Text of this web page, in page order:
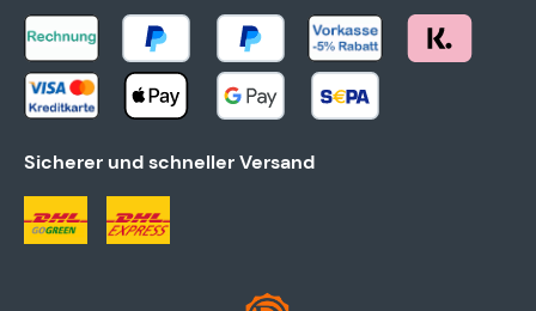
Sicherer und schneller Versand